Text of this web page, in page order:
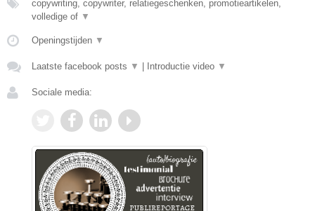
copywriting, copywriter, relatiegeschenken, promotieartikelen,
volledige of ▼
Openingstijden ▼
Laatste facebook posts ▼ | Introductie video ▼
Sociale media: